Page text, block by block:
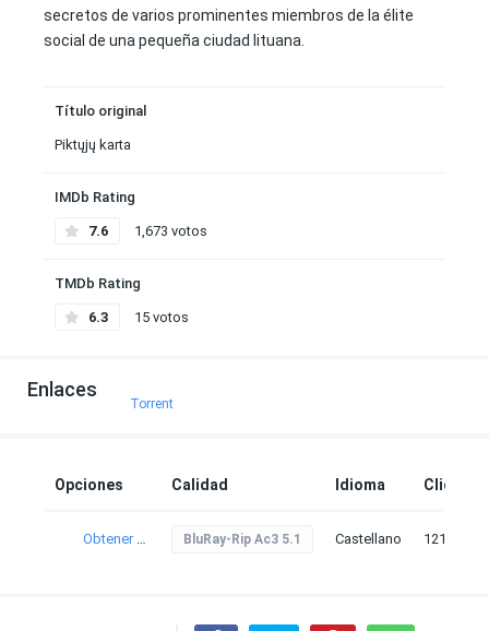
secretos de varios prominentes miembros de la élite
social de una pequeña ciudad lituana.
Título original
Piktųjų karta
IMDb Rating
7.6 1,673 votos
TMDb Rating
6.3 15 votos
Enlaces
Torrent
Opciones Calidad Idioma Clicks
Obtener torrent BluRay-Rip Ac3 5.1 Castellano 121